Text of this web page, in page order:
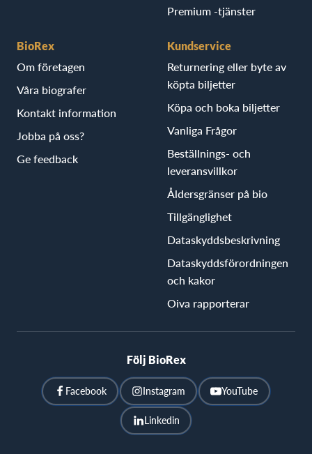
Premium -tjänster
BioRex
Om företagen
Våra biografer
Kontakt information
Jobba på oss?
Ge feedback
Kundservice
Returnering eller byte av
köpta biljetter
Köpa och boka biljetter
Vanliga Frågor
Beställnings- och
leveransvillkor
Åldersgränser på bio
Tillgänglighet
Dataskyddsbeskrivning
Dataskyddsförordningen
och kakor
Oiva rapporterar
Följ BioRex
Facebook Instagram YouTube
Linkedin